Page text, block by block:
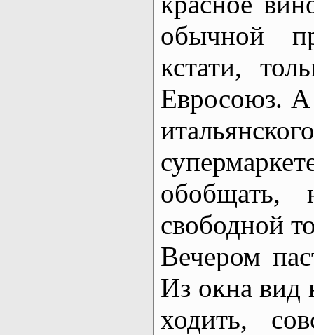
обычной
кстати,
Евросоюз. А
свободной
Вечером
Из окна
ходить,